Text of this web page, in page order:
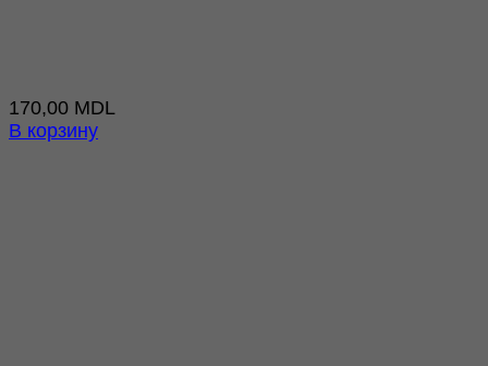
170,00 MDL
В корзину